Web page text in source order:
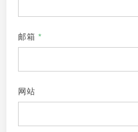
邮箱 *
网站